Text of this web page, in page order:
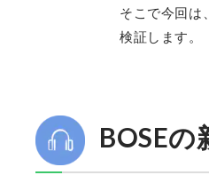
そこで今回は
検証します。
BOSE